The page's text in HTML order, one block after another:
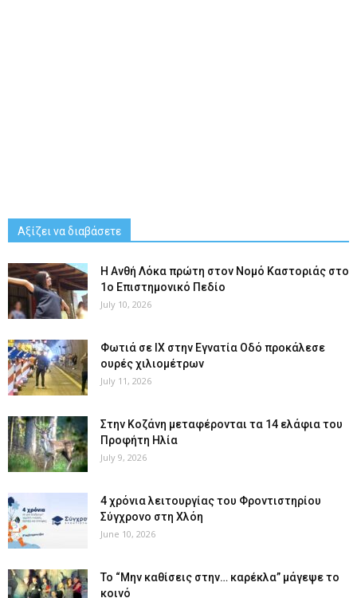
Αξίζει να διαβάσετε
Η Ανθή Λόκα πρώτη στον Νομό Καστοριάς στο
1ο Επιστημονικό Πεδίο
July 10, 2026
Φωτιά σε ΙΧ στην Εγνατία Οδό προκάλεσε
ουρές χιλιομέτρων
July 11, 2026
Στην Κοζάνη μεταφέρονται τα 14 ελάφια του
Προφήτη Ηλία
July 9, 2026
4 χρόνια λειτουργίας του Φροντιστηρίου
Σύγχρονο στη Χλόη
June 10, 2026
Το “Μην καθίσεις στην… καρέκλα” μάγεψε το
κοινό